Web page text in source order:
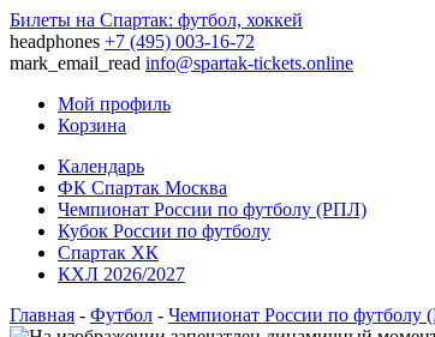
Билеты на Спартак: футбол, хоккей
headphones +7 (495) 003-16-72
mark_email_read info@spartak-tickets.online
Мой профиль
Корзина
Календарь
ФК Спартак Москва
Чемпионат России по футболу (РПЛ)
Кубок России по футболу
Спартак ХК
КХЛ 2026/2027
Главная - Футбол - Чемпионат России по футболу